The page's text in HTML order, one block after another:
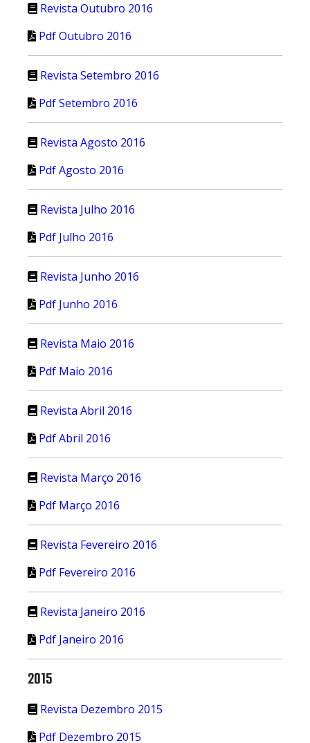
Revista Outubro 2016
Pdf Outubro 2016
Revista Setembro 2016
Pdf Setembro 2016
Revista Agosto 2016
Pdf Agosto 2016
Revista Julho 2016
Pdf Julho 2016
Revista Junho 2016
Pdf Junho 2016
Revista Maio 2016
Pdf Maio 2016
Revista Abril 2016
Pdf Abril 2016
Revista Março 2016
Pdf Março 2016
Revista Fevereiro 2016
Pdf Fevereiro 2016
Revista Janeiro 2016
Pdf Janeiro 2016
2015
Revista Dezembro 2015
Pdf Dezembro 2015